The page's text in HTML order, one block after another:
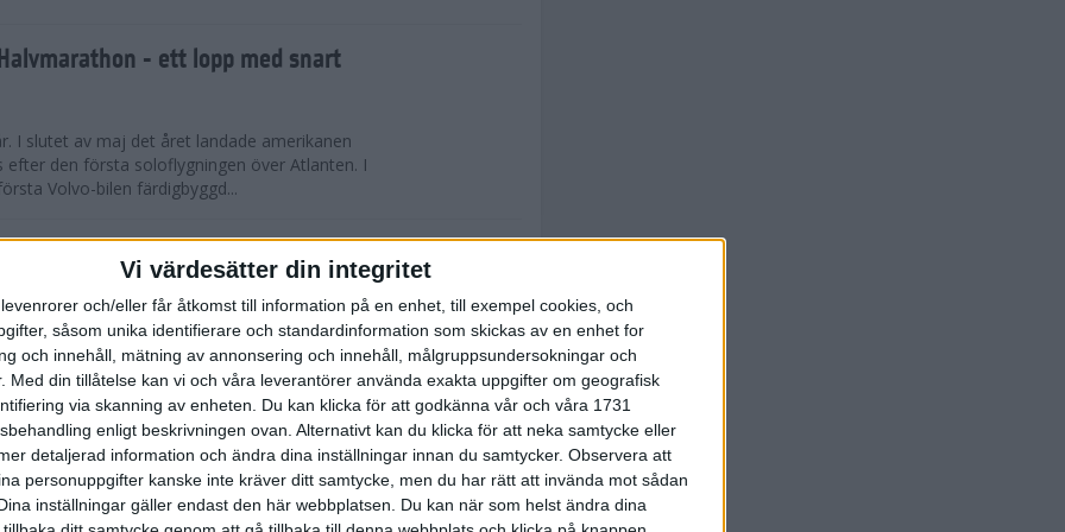
Vi värdesätter din integritet
och/eller får åtkomst till information på en enhet, till exempel cookies, och
såsom unika identifierare och standardinformation som skickas av en enhet for
och innehåll, mätning av annonsering och innehåll, målgruppsundersokningar och
Med din tillåtelse kan vi och våra leverantörer använda exakta uppgifter om geografisk
via skanning av enheten. Du kan klicka för att godkänna vår och våra 1731
enligt beskrivningen ovan. Alternativt kan du klicka för att neka samtycke eller
detaljerad information och ändra dina inställningar innan du samtycker. Observera att
personuppgifter kanske inte kräver ditt samtycke, men du har rätt att invända mot sådan
inställningar gäller endast den här webbplatsen. Du kan när som helst ändra dina
- ett lopp med snart
I slutet av maj det året landade amerikanen
efter den första soloflygningen över Atlanten. I
Volvo-bilen färdigbyggd...
till marans skapare
tisdagskvällen tilldelades Anders Olsson, som
starta Stockholm Marathon startades 1979,
för motionslöpningens ut...
och återhämtning
FLOWLIFE | Att springa under
utmaning som stärker både kropp och